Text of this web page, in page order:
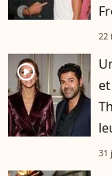
22
player2
31